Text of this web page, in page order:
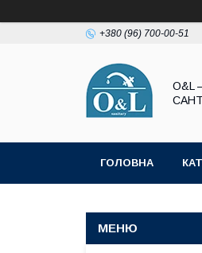
+380 (96) 700-00-51
O&L
ГОЛОВНА